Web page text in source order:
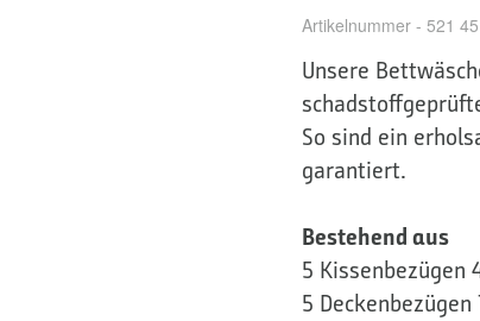
Artikelnummer - 521
Unsere
So sind ein
garantiert.
Bestehend aus
5 Kissenbezügen
5 Deckenbezügen